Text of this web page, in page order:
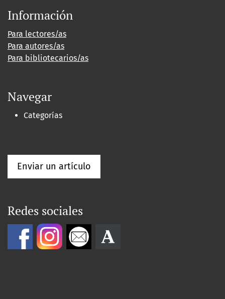
Información
Para lectores/as
Para autores/as
Para bibliotecarios/as
Navegar
Categorías
Enviar un artículo
Redes sociales